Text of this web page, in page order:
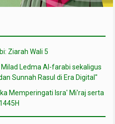
Ziarah Wali 5
Milad Ledma Al-farabi sekaligus
Sunnah Rasul di Era Digital"
Memperingati Isra' Mi'raj serta